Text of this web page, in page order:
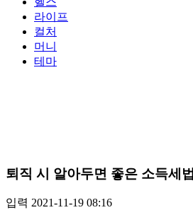
라이프
컬처
머니
테마
퇴직 시 알아두면 좋은 소득세법
입력 2021-11-19 08:16